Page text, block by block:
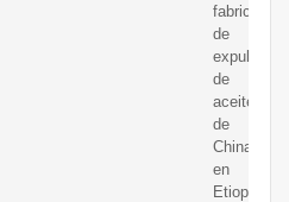
fabricantes
de
expulsor
de
aceite
de
China
en
Etiopía